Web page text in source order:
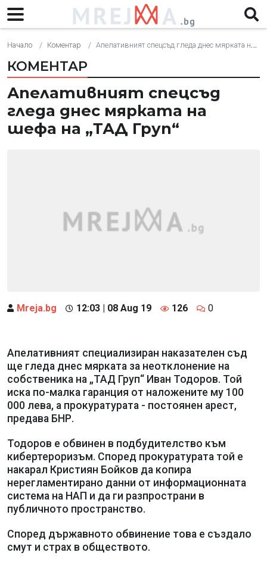
Начало Коментар Апелативният спецсъд гледа днес мярката на шефа на „ТАД Груп“
КОМЕНТАР
Апелативният спецсъд
гледа днес мярката на
шефа на „ТАД Груп“
Mreja.bg 12:03 | 08 Aug 19 126 0
Апелативният специализиран наказателен съд
ще гледа днес мярката за неотклонение на
собственика на „ТАД Груп“ Иван Тодоров. Той
иска по-малка гаранция от наложените му 100
000 лева, а прокуратурата - постоянен арест,
предава БНР.
Тодоров е обвинен в подбудителство към
кибертероризъм. Според прокуратурата той е
накарал Кристиян Бойков да копира
нерегламентирано данни от информационната
система на НАП и да ги разпространи в
публичното пространство.
Според държавното обвинение това е създало
смут и страх в обществото.